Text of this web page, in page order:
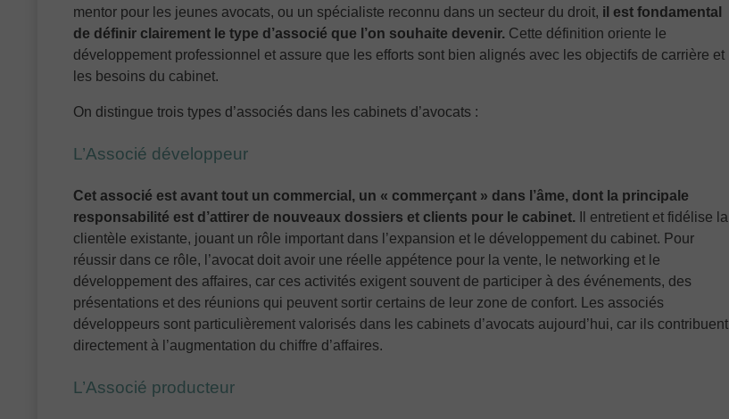
mentor pour les jeunes avocats, ou un spécialiste reconnu dans un secteur du droit, il est fondamental
de définir clairement le type d’associé que l’on souhaite devenir. Cette définition oriente le
développement professionnel et assure que les efforts sont bien alignés avec les objectifs de carrière et
les besoins du cabinet.
On distingue trois types d’associés dans les cabinets d’avocats :
L’Associé développeur
Cet associé est avant tout un commercial, un « commerçant » dans l’âme, dont la principale
responsabilité est d’attirer de nouveaux dossiers et clients pour le cabinet. Il entretient et fidélise la
clientèle existante, jouant un rôle important dans l’expansion et le développement du cabinet. Pour
réussir dans ce rôle, l’avocat doit avoir une réelle appétence pour la vente, le networking et le
développement des affaires, car ces activités exigent souvent de participer à des événements, des
présentations et des réunions qui peuvent sortir certains de leur zone de confort. Les associés
développeurs sont particulièrement valorisés dans les cabinets d’avocats aujourd’hui, car ils contribuent
directement à l’augmentation du chiffre d’affaires.
L’Associé producteur